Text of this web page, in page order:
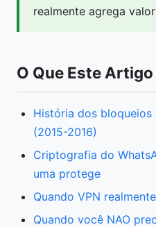
realmente agrega
O Que Este
História dos bloqueios
(2015-2016)
Criptografia do
uma protege
Quando VPN
Quando você NAO